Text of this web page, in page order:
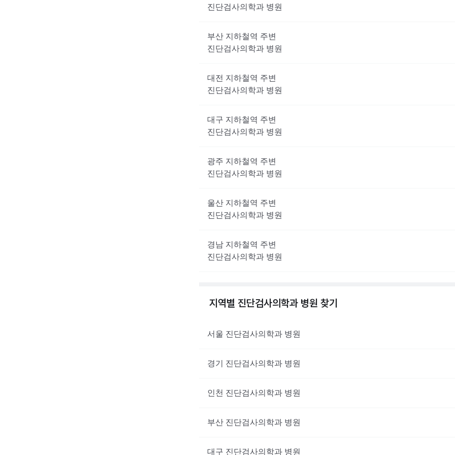
진단검사의학과 병원
부산 지하철역 주변
진단검사의학과 병원
대전 지하철역 주변
진단검사의학과 병원
대구 지하철역 주변
진단검사의학과 병원
광주 지하철역 주변
진단검사의학과 병원
울산 지하철역 주변
진단검사의학과 병원
경남 지하철역 주변
진단검사의학과 병원
지역별 진단검사의학과 병원 찾기
서울 진단검사의학과 병원
경기 진단검사의학과 병원
인천 진단검사의학과 병원
부산 진단검사의학과 병원
대구 진단검사의학과 병원